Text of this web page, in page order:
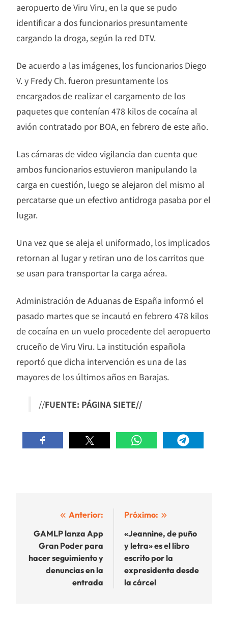
aeropuerto de Viru Viru, en la que se pudo
identificar a dos funcionarios presuntamente
cargando la droga, según la red DTV.
De acuerdo a las imágenes, los funcionarios Diego
V. y Fredy Ch. fueron presuntamente los
encargados de realizar el cargamento de los
paquetes que contenían 478 kilos de cocaína al
avión contratado por BOA, en febrero de este año.
Las cámaras de video vigilancia dan cuenta que
ambos funcionarios estuvieron manipulando la
carga en cuestión, luego se alejaron del mismo al
percatarse que un efectivo antidroga pasaba por el
lugar.
Una vez que se aleja el uniformado, los implicados
retornan al lugar y retiran uno de los carritos que
se usan para transportar la carga aérea.
Administración de Aduanas de España informó el
pasado martes que se incautó en febrero 478 kilos
de cocaína en un vuelo procedente del aeropuerto
cruceño de Viru Viru. La institución española
reportó que dicha intervención es una de las
mayores de los últimos años en Barajas.
//FUENTE: PÁGINA SIETE//
Navegación
de
entradas
Anterior:
GAMLP lanza App
Gran Poder para
hacer seguimiento y
denuncias en la
entrada
Próximo:
«Jeannine, de puño
y letra» es el libro
escrito por la
expresidenta desde
la cárcel